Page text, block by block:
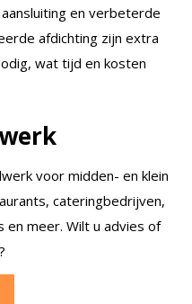
en verbeterde
afdichting zijn extra
wat tijd en kosten
voor midden- en klein
cateringbedrijven,
en meer. Wilt u advies of